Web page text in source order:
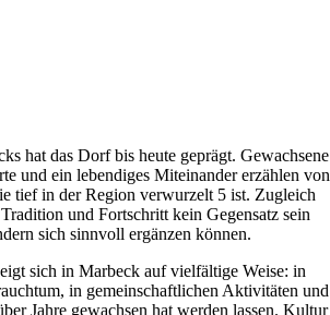
hat das Dorf bis heute geprägt. Gewachsene
und ein lebendiges Miteinander erzählen von
tief in der Region verwurzelt 5 ist. Zugleich
und Fortschritt kein Gegensatz sein
sich sinnvoll ergänzen können.
sich in Marbeck auf vielfältige Weise: in
in gemeinschaftlichen Aktivitäten und
Jahre gewachsen hat werden lassen. Kultur